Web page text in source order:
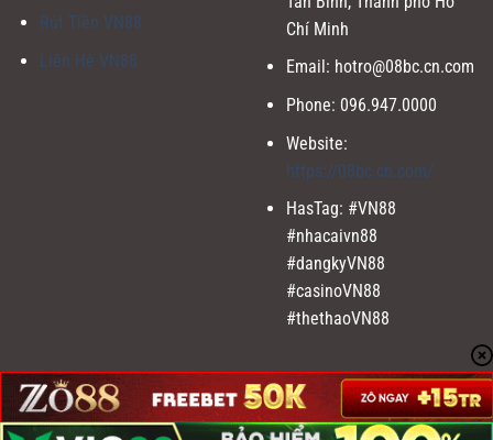
Rút Tiền VN88
Liên Hệ VN88
Chí Minh
Email: hotro@08bc.cn.com
Phone: 096.947.0000
Website:
https://08bc.cn.com/
HasTag: #VN88
#nhacaivn88
#dangkyVN88
#casinoVN88
#thethaoVN88